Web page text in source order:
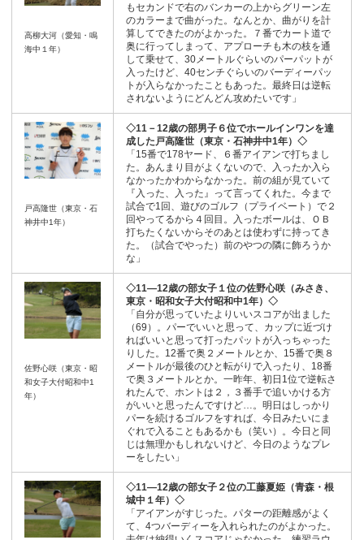
高柳大河（愛知・鳴
海中１年）
もセカンドで右のバンカーの上からグリーン左
のカラーまで曲がった。なんとか、曲がりを計
算してできたのがよかった。７番でカート道で
奥に行ってしまって、アプローチも木の枝を通
して乗せて、30メートルぐらいのパーパットが
入ったけど、40センチぐらいのバーディーパッ
トが入らなかったこともあった。最終日は逆転
されないようにどんどん攻めたいです」
戸高隆世（東京・石
神井中1年）
◇11－12歳の部男子６位でホールインワンを達
成した戸高隆世（東京・石神井中1年）◇
「15番で178ヤード、６番アイアンで打ちまし
た。あんまり目がよくないので、入ったか入ら
なかったかわからなかった。前の組が見ていて
『入った、入った』って言ってくれた。今まで
試合で1回、遊びのゴルフ（プライベート）で２
回やってるから４回目。入ったボールは、ＯＢ
打ちたくないからそのあとは使わずに持ってき
た。（試合でやった）前のやつの隣に飾ろうか
な」
佐野心咲（東京・昭
和女子大付昭和中1
年）
◇11―12歳の部女子１位の佐野心咲（みさき、
東京・昭和女子大付昭和中1年）◇
「自分が思っていたよりいいスコアが出ました
（69）。パーでいいと思って、カップに近づけ
ればいいと思って打ったパットが入っちゃった
りした。12番で奥２メートルとか、15番で奥８
メートルが最後のひと転がりで入ったり、18番
で奥３メートルとか。一昨年、初日1位で逆転さ
れたんで、ホントは２，３番手で追いかける方
がいいと思ったんですけど…。明日はしっかり
パーを続けるゴルフをすれば、今日みたいにま
ぐれで入ることもあるかも（笑い）。今日と同
じは無理かもしれないけど、今日のようなプレ
ーをしたい」
◇11―12歳の部女子２位の工藤夏姫（青森・根
城中１年）◇
「アイアンがすじった。パターの距離感がよく
て、4つバーディーを入れられたのがよかった。